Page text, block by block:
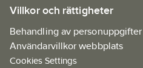
Villkor och rättigheter
Behandling av personuppgifter
Användarvillkor webbplats
Cookies Settings